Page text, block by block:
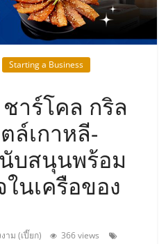
Starting a Business
าร์โคล กริล
ล์เกาหลี-
บสนุนพร้อม
นเครือของ
าม (เปี๊ยก)
366 views